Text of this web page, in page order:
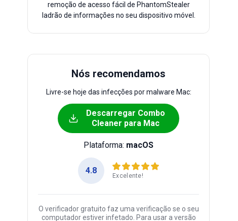
remoção de acesso fácil de PhantomStealer
ladrão de informações no seu dispositivo móvel.
Nós recomendamos
Livre-se hoje das infecções por malware Mac:
Descarregar Combo
Cleaner para Mac
Plataforma: macOS
4.8
Excelente!
O verificador gratuito faz uma verificação se o seu
computador estiver infetado. Para usar a versão